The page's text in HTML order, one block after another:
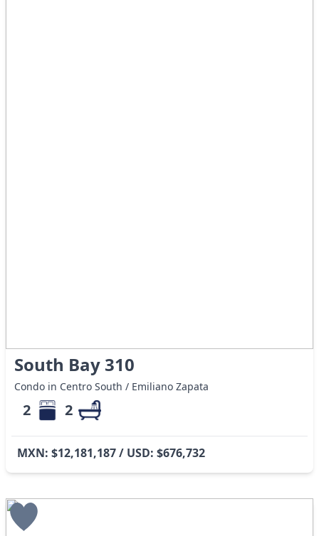
South Bay 310
Condo in Centro South / Emiliano Zapata
2 2
MXN: $12,181,187 / USD: $676,732